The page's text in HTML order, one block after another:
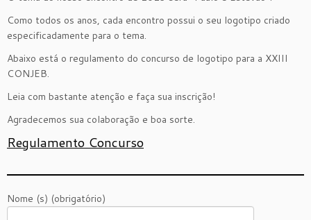
Como todos os anos, cada encontro possui o seu logotipo criado
especificadamente para o tema.
Abaixo está o regulamento do concurso de logotipo para a XXIII
CONJEB.
Leia com bastante atenção e faça sua inscrição!
Agradecemos sua colaboração e boa sorte.
Regulamento Concurso
Nome (s) (obrigatório)